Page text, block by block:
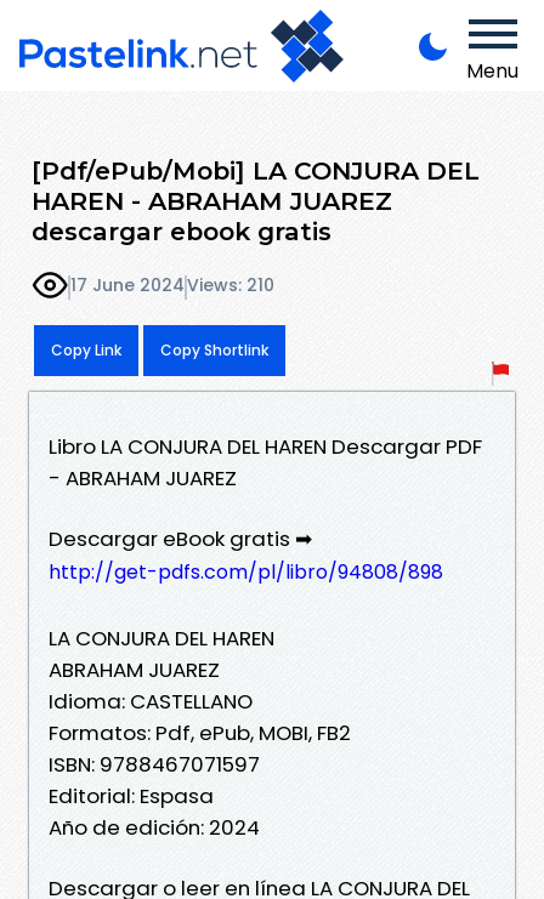
Menu
[Pdf/ePub/Mobi] LA CONJURA DEL
HAREN - ABRAHAM JUAREZ
descargar ebook gratis
17 June 2024Views: 210
Copy Link Copy Shortlink
Libro LA CONJURA DEL HAREN Descargar PDF
- ABRAHAM JUAREZ
Descargar eBook gratis ➡
http://get-pdfs.com/pl/libro/94808/898
LA CONJURA DEL HAREN
ABRAHAM JUAREZ
Idioma: CASTELLANO
Formatos: Pdf, ePub, MOBI, FB2
ISBN: 9788467071597
Editorial: Espasa
Año de edición: 2024
Descargar o leer en línea LA CONJURA DEL